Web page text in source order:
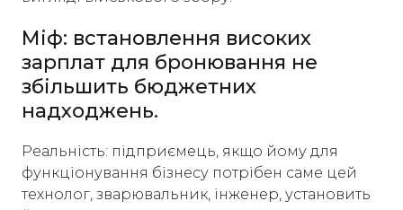
Міф: встановлення високих
зарплат для бронювання не
збільшить бюджетних
надходжень.
Реальність: підприємець, якщо йому для
функціонування бізнесу потрібен саме цей
технолог, зварювальник, інженер, установить